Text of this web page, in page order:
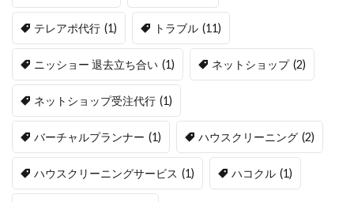
テレアポ代行 (1) トラブル (11)
ニッショー 退去立ち合い (1) ネットショップ (2)
ネットショップ受注代行 (1)
バーチャルプランナー (1) ハウスクリーニング (2)
ハウスクリーニングサービス (1) ハコクル (1)